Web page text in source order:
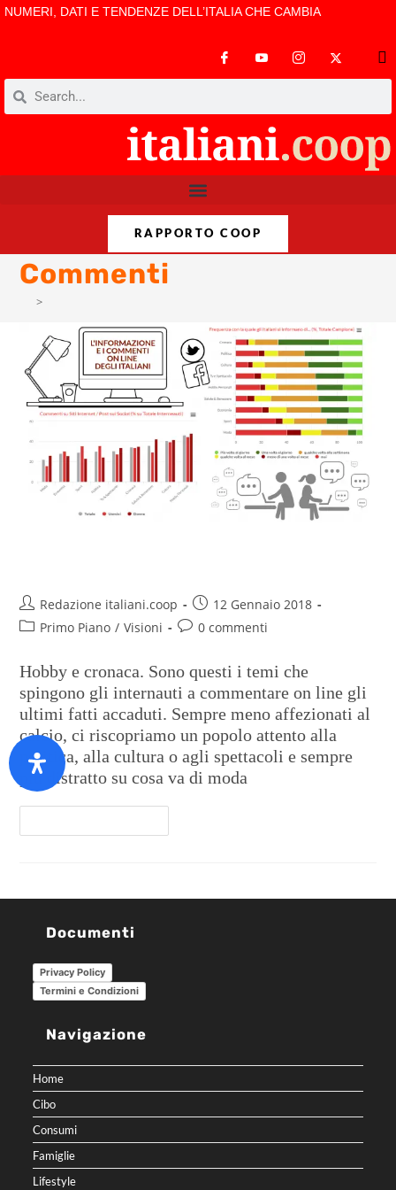
NUMERI, DATI E TENDENZE DELL’ITALIA CHE CAMBIA
RAPPORTO COOP
Commenti
>
Redazione italiani.coop
12 Gennaio 2018
Primo Piano / Visioni 0 commenti
Hobby e cronaca. Sono questi i temi che
spingono gli internauti a commentare on line gli
ultimi fatti accaduti. Sempre meno affezionati al
calcio, ci riscopriamo un popolo attento alla
politica, alla cultura o agli spettacoli e sempre
più distratto su cosa va di moda
Documenti
Privacy Policy
Termini e Condizioni
Navigazione
Home
Cibo
Consumi
Famiglie
Lifestyle